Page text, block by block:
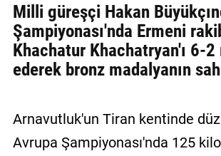
BİZE
ULAŞIN
Künye
Gizlilik
Politikası
Milli güreşçi Hakan
Şampiyonası'nda Ermeni
Khachatur Khachatryan'ı 6-
ederek bronz madalyanın
Arnavutluk'un Tiran kentinde
Avrupa Şampiyonası'nda 125